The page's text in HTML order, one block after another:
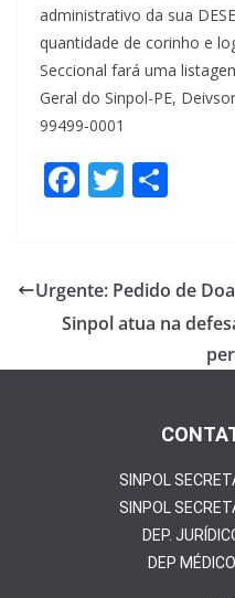
administrativo da sua
quantidade de corinho e
Seccional fará uma
Geral do Sinpol-PE,
99499-0001
F
b
o
T
er e
Urgente: Pedido de
Sinpol atua na
SINPOL
SINPOL
DEP.
DEP